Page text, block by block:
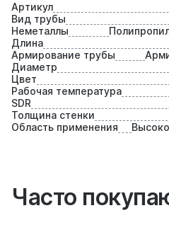
Артикул
Вид трубы
Неметаллы
Длина
Армирование трубы
Диаметр
Цвет
Рабочая температура
SDR
Толщина стенки
Область применения
Часто